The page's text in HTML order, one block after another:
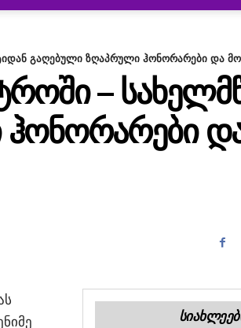
გაღებული ზღაპრული ჰონორარები და
–
ᲰᲝᲜᲝᲠᲐᲠᲔᲑᲘ